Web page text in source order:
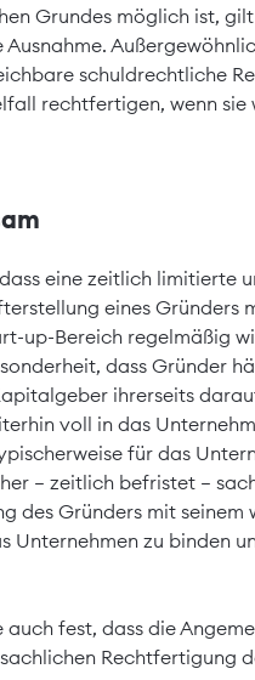
Grundes möglich ist,
schuldrechtliche
rechtfertigen, wenn sie
eine zeitlich limitierte
eines Gründers
up-Bereich regelmäßig
dass Gründer
ihrerseits
voll in das
für das
– zeitlich befristet –
des Gründers mit seinem
Unternehmen zu binden
fest, dass die
Rechtfertigung